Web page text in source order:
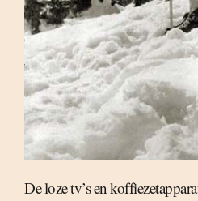
De loze tv’s en